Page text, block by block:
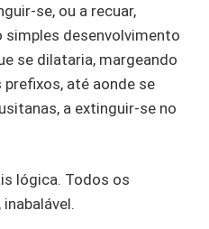
se, ou a recuar,
simples desenvolvimento
se dilataria, margeando
até aonde se
a extinguir-se no
lógica. Todos os